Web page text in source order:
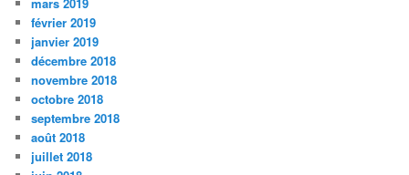
février 2019
janvier 2019
décembre 2018
novembre 2018
octobre 2018
septembre 2018
août 2018
juillet 2018